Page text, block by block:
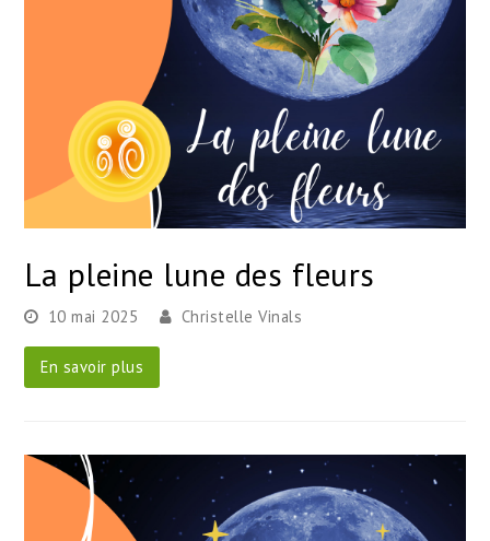
La pleine lune des fleurs
10 mai 2025 Christelle Vinals
En savoir plus